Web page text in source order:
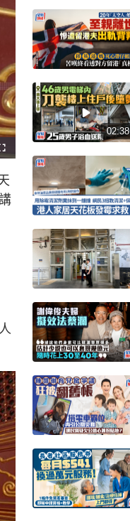
F
u
s
c
r
e
e
02:38